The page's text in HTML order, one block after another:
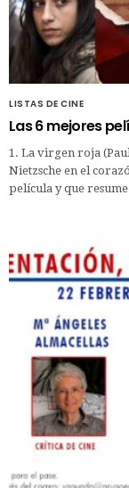
LISTAS DE CINE
Las 6 mejores
1. La virgen roja
Nietzsche en el
película y que